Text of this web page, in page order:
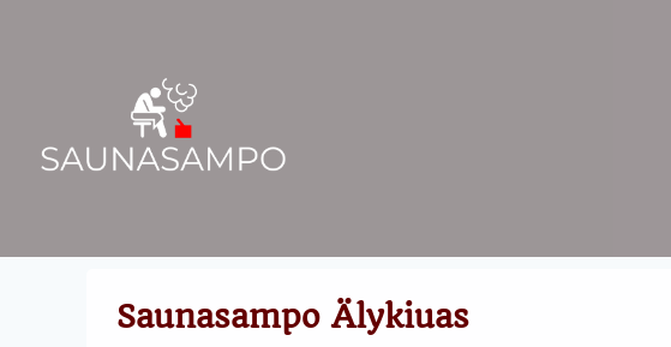
Saunasampo Älykiuas